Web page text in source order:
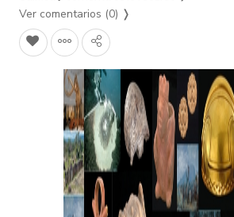
Ver comentarios (0) ❭